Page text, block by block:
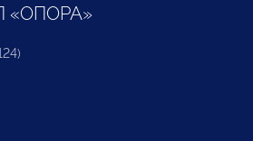
«ОПОРА»